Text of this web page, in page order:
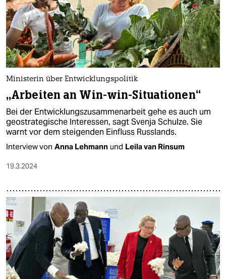
Ministerin über Entwicklungspolitik
„Arbeiten an Win-win-Situationen“
Bei der Entwicklungszusammenarbeit gehe es auch um
geostrategische Interessen, sagt Svenja Schulze. Sie
warnt vor dem steigenden Einfluss Russlands.
Interview von Anna Lehmann und Leila van Rinsum
19.3.2024